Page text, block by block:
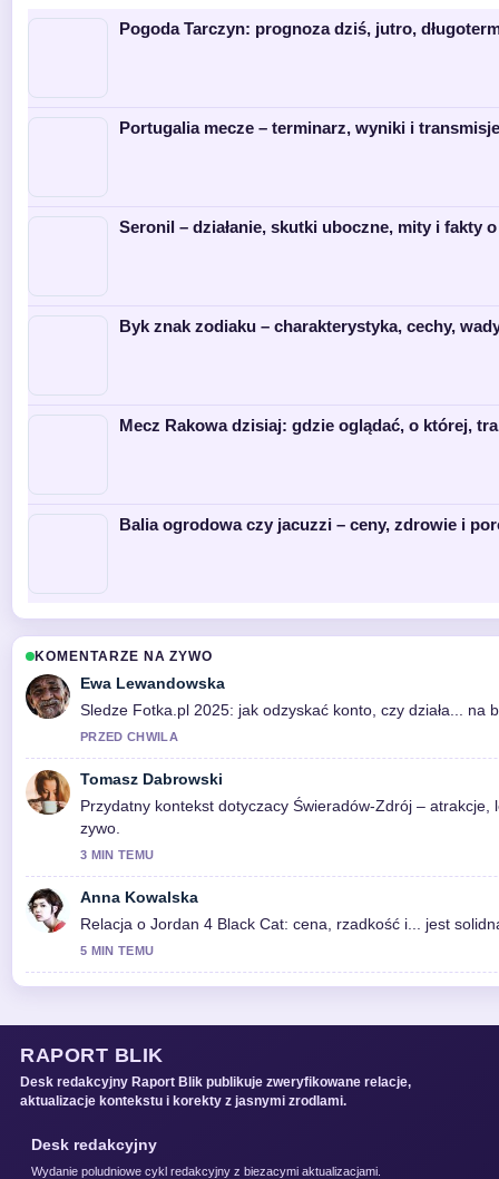
Pogoda Tarczyn: prognoza dziś, jutro,
Portugalia mecze – terminarz, wyniki i transmisje
Seronil – działanie, skutki uboczne, mity i fakty
Byk znak zodiaku – charakterystyka, cechy,
Mecz Rakowa dzisiaj: gdzie oglądać, o której,
Balia ogrodowa czy jacuzzi – ceny, zdrowie i
KOMENTARZE NA ZYWO
Ewa Lewandowska
Sledze Fotka.pl 2025: jak odzyskać konto, czy działa... na
PRZED CHWILA
Tomasz Dabrowski
Przydatny kontekst dotyczacy Świeradów-Zdrój –
zywo.
3 MIN TEMU
Anna Kowalska
Relacja o Jordan 4 Black Cat: cena, rzadkość i... jest
5 MIN TEMU
RAPORT BLIK
Desk redakcyjny Raport Blik publikuje zweryfikowane relacje,
aktualizacje kontekstu i korekty z jasnymi zrodlami.
Desk redakcyjny
Wydanie poludniowe cykl redakcyjny z biezacymi aktualizacjami.